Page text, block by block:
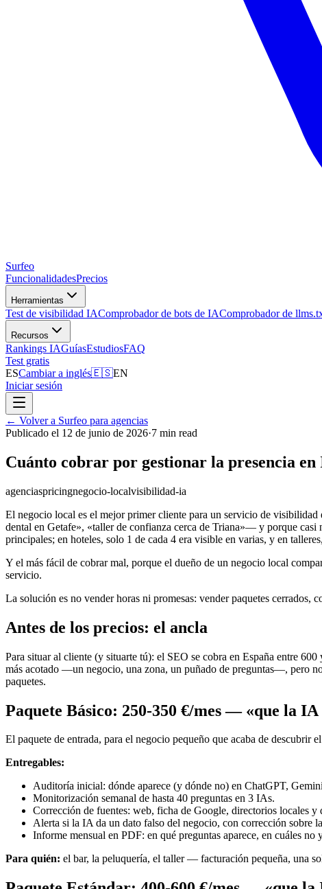
Surfeo
FuncionalidadesPrecios
Herramientas
Test de visibilidad IAComprobador de bots de IAComprobador de
Recursos
Rankings IAGuíasEstudiosFAQ
Test gratis
ESCambiar a inglés🇪🇸EN
Iniciar sesión
← Volver a Surfeo para agencias
Publicado el 12 de junio de 2026·7 min read
Cuánto cobrar por gestionar la presencia
agenciaspricingnegocio-localvisibilidad-ia
El negocio local es el mejor primer cliente para un servicio de
dental en Getafe», «taller de confianza cerca de Triana»— y porque
principales; en hoteles, solo 1 de cada 4 era visible en varias, y en
Y el más fácil de cobrar mal, porque el dueño de un negocio local
servicio.
La solución es no vender horas ni promesas: vender paquetes cerrados,
Antes de los precios: el ancla
Para situar al cliente (y situarte tú): el SEO se cobra en España entre
más acotado —un negocio, una zona, un puñado de preguntas—, pero
paquetes.
Paquete Básico: 250-350 €/mes — «que la
El paquete de entrada, para el negocio pequeño que acaba de
Entregables:
Auditoría inicial: dónde aparece (y dónde no) en ChatGPT,
Monitorización semanal de hasta 40 preguntas en 3 IAs.
Corrección de fuentes: web, ficha de Google, directorios locales
Alerta si la IA da un dato falso del negocio, con corrección sobre
Informe mensual en PDF: en qué preguntas aparece, en cuáles no
Para quién: el bar, la peluquería, el taller — facturación pequeña, una